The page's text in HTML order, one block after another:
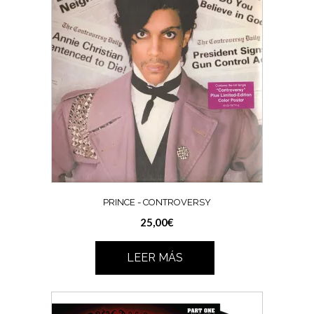
PRINCE ‎- CONTROVERSY
25,00€
LEER MÁS